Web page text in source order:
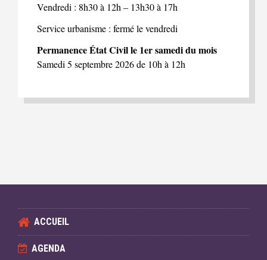
Vendredi : 8h30 à 12h – 13h30 à 17h
Service urbanisme : fermé le vendredi
Permanence État Civil le 1er samedi du mois
Samedi 5 septembre 2026 de 10h à 12h
ACCUEIL
AGENDA